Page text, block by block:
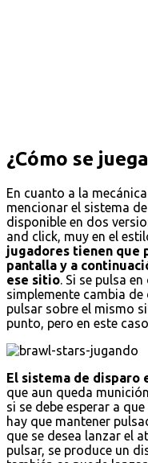
¿Cómo se
En cuanto a la
mencionar el sistema
disponible en dos
and click, muy en el
jugadores tienen que
pantalla y a
ese sitio. Si se pulsa
simplemente cambia
pulsar sobre el mismo
punto, pero en este
El sistema de disparo
que aun queda
si se debe esperar a
hay que mantener
que se desea lanzar el
pulsar, se produce un